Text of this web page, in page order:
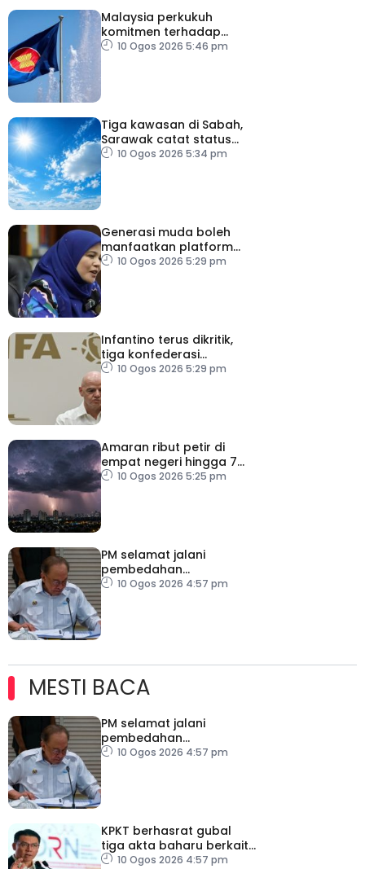
Malaysia perkukuh
komitmen terhadap
keamanan, kemakmuran
10 Ogos 2026 5:46 pm
Tiga kawasan di Sabah,
Sarawak catat status
cuaca panas
10 Ogos 2026 5:34 pm
Generasi muda boleh
manfaatkan platform
digital zahir patriotisme
10 Ogos 2026 5:29 pm
Infantino terus dikritik,
tiga konfederasi
tegaskan bola sepak
10 Ogos 2026 5:29 pm
Amaran ribut petir di
empat negeri hingga 7
malam
10 Ogos 2026 5:25 pm
PM selamat jalani
pembedahan
laparoskopi rawat hernia
10 Ogos 2026 4:57 pm
MESTI BACA
PM selamat jalani
pembedahan
laparoskopi rawat hernia
10 Ogos 2026 4:57 pm
KPKT berhasrat gubal
tiga akta baharu berkait
perumahan
10 Ogos 2026 4:57 pm